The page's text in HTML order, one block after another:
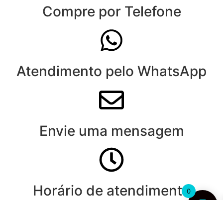
0
Compre por Telefone
Atendimento pelo WhatsApp
Envie uma mensagem
Horário de atendimento